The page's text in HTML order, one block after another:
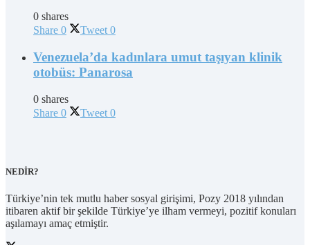
0 shares
Share 0 Tweet 0
Venezuela’da kadınlara umut taşıyan klinik
otobüs: Panarosa
0 shares
Share 0 Tweet 0
NEDİR?
Türkiye’nin tek mutlu haber sosyal girişimi, Pozy 2018 yılından
itibaren aktif bir şekilde Türkiye’ye ilham vermeyi, pozitif konuları
aşılamayı amaç etmiştir.